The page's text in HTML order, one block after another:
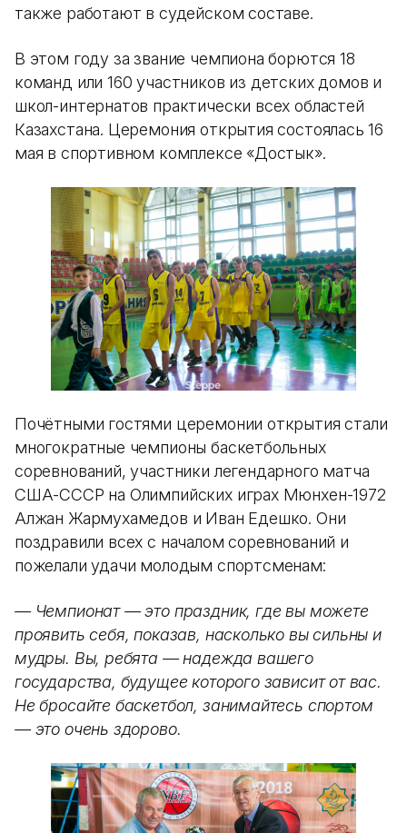
также работают в судейском составе.
В этом году за звание чемпиона борются 18
команд или 160 участников из детских домов и
школ-интернатов практически всех областей
Казахстана. Церемония открытия состоялась 16
мая в спортивном комплексе «Достык».
Почётными гостями церемонии открытия стали
многократные чемпионы баскетбольных
соревнований, участники легендарного матча
США-СССР на Олимпийских играх Мюнхен-1972
Алжан Жармухамедов и Иван Едешко. Они
поздравили всех с началом соревнований и
пожелали удачи молодым спортсменам:
— Чемпионат — это праздник, где вы можете
проявить себя, показав, насколько вы сильны и
мудры. Вы, ребята — надежда вашего
государства, будущее которого зависит от вас.
Не бросайте баскетбол, занимайтесь спортом
— это очень здорово.